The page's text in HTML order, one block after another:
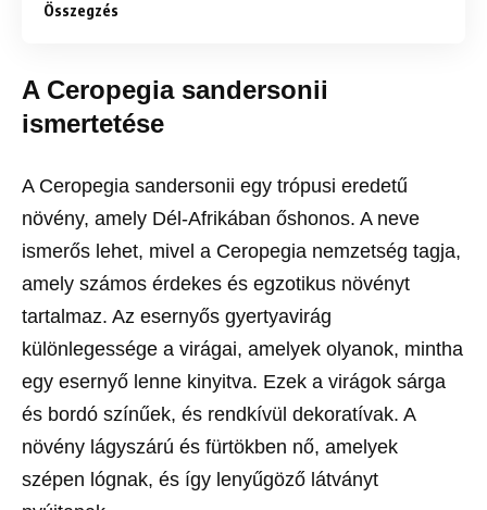
Összegzés
A Ceropegia sandersonii
ismertetése
A Ceropegia sandersonii egy trópusi eredetű
növény, amely Dél-Afrikában őshonos. A neve
ismerős lehet, mivel a Ceropegia nemzetség tagja,
amely számos érdekes és egzotikus növényt
tartalmaz. Az esernyős gyertyavirág
különlegessége a virágai, amelyek olyanok, mintha
egy esernyő lenne kinyitva. Ezek a virágok sárga
és bordó színűek, és rendkívül dekoratívak. A
növény lágyszárú és fürtökben nő, amelyek
szépen lógnak, és így lenyűgöző látványt